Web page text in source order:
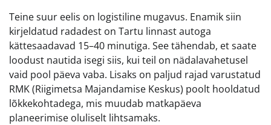
Teine suur eelis on logistiline mugavus. Enamik siin
kirjeldatud radadest on Tartu linnast autoga
kättesaadavad 15–40 minutiga. See tähendab, et saate
loodust nautida isegi siis, kui teil on nädalavahetusel
vaid pool päeva vaba. Lisaks on paljud rajad varustatud
RMK (Riigimetsa Majandamise Keskus) poolt hooldatud
lõkkekohtadega, mis muudab matkapäeva
planeerimise oluliselt lihtsamaks.